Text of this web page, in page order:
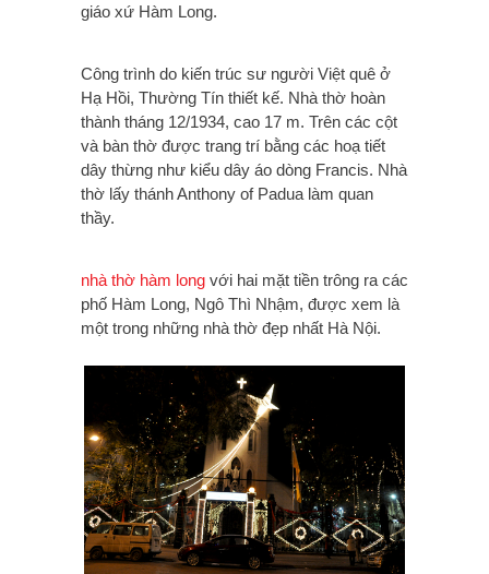
giáo xứ Hàm Long.
Công trình do kiến trúc sư người Việt quê ở
Hạ Hồi, Thường Tín thiết kế. Nhà thờ hoàn
thành tháng 12/1934, cao 17 m. Trên các cột
và bàn thờ được trang trí bằng các hoạ tiết
dây thừng như kiểu dây áo dòng Francis. Nhà
thờ lấy thánhAnthony of Padua làm quan
thầy.
nhà thờ hàm long với hai mặt tiền trông ra các
phố Hàm Long, Ngô Thì Nhậm, được xem là
một trong những nhà thờ đẹp nhất Hà Nội.